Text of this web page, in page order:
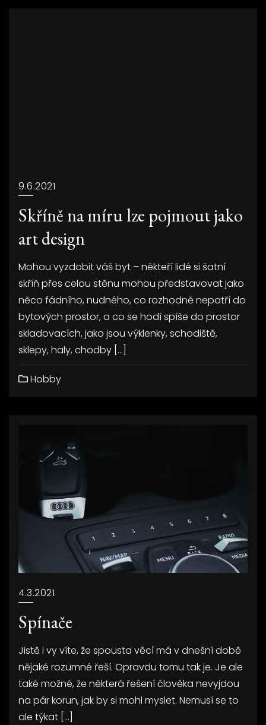
9.6.2021
Skříně na míru lze pojmout jako
art design
Mohou vyzdobit váš byt – někteří lidé si šatní
skříň přes celou stěnu mohou představovat jako
něco fádního, nudného, co rozhodně nepatří do
bytových prostor, a co se hodí spíše do prostor
skladovacích, jako jsou výklenky, schodiště,
sklepy, haly, chodby […]
Hobby
4.3.2021
Spínače
Jistě i vy víte, že spousta věcí má v dnešní době
nějaké rozumné řeší. Opravdu tomu tak je. Je ale
také možné, že některá řešení člověka nevyjdou
na pár korun, jak by si mohl myslet. Nemusí se to
ale týkat […]